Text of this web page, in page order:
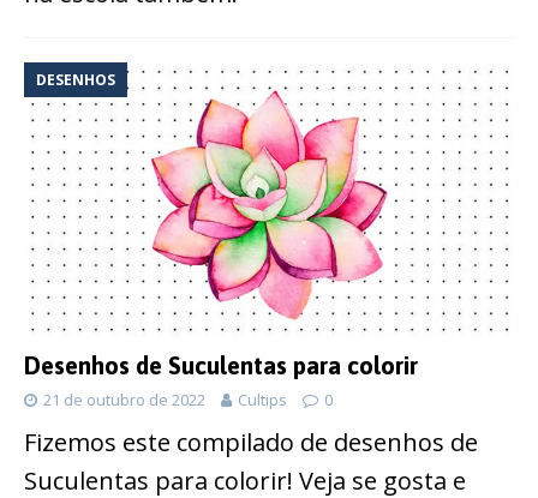
DESENHOS
Desenhos de Suculentas para colorir
21 de outubro de 2022 Cultips 0
Fizemos este compilado de desenhos de
Suculentas para colorir! Veja se gosta e